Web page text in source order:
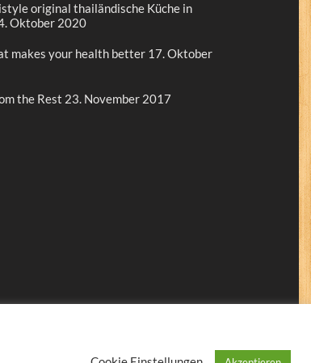
original thailändische Küche in
Oktober 2020
makes your health better 17. Oktober
the Rest 23. November 2017